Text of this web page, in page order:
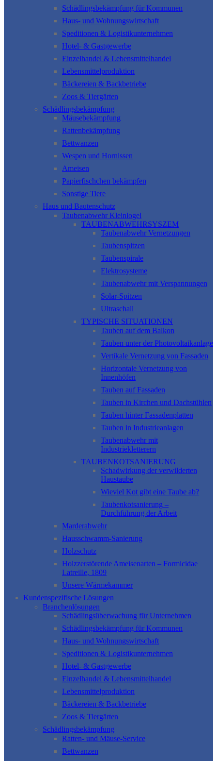
Schädlingsbekämpfung für Kommunen
Haus- und Wohnungswirtschaft
Speditionen & Logistikunternehmen
Hotel- & Gastgewerbe
Einzelhandel & Lebensmittelhandel
Lebensmittelproduktion
Bäckereien & Backbetriebe
Zoos & Tiergärten
Schädlingsbekämpfung
Mäusebekämpfung
Rattenbekämpfung
Bettwanzen
Wespen und Hornissen
Ameisen
Papierfischchen bekämpfen
Sonstige Tiere
Haus und Bautenschutz
Taubenabwehr Kleinlogel
TAUBENABWEHRSYSZEM
Taubenabwehr Vernetzungen
Taubenspitzen
Taubenspirale
Elektrosysteme
Taubenabwehr mit Verspannungen
Solar-Spitzen
Ultraschall
TYPISCHE SITUATIONEN
Tauben auf dem Balkon
Tauben unter der Photovoltaikanlage
Vertikale Vernetzung von Fassaden
Horizontale Vernetzung von
Innenhöfen
Tauben auf Fassaden
Tauben in Kirchen und Dachstühlen
Tauben hinter Fassadenplatten
Tauben in Industrieanlagen
Taubenabwehr mit
Industriekletterern
TAUBENKOTSANIERUNG
Schadwirkung der verwilderten
Haustaube
Wieviel Kot gibt eine Taube ab?
Taubenkotsanierung –
Durchführung der Arbeit
Marderabwehr
Hausschwamm-Sanierung
Holzschutz
Holzzerstörende Ameisenarten – Formicidae
Latreille, 1809
Unsere Wärmekammer
Kundenspezifische Lösungen
Branchenlösungen
Schädlingsüberwachung für Unternehmen
Schädlingsbekämpfung für Kommunen
Haus- und Wohnungswirtschaft
Speditionen & Logistikunternehmen
Hotel- & Gastgewerbe
Einzelhandel & Lebensmittelhandel
Lebensmittelproduktion
Bäckereien & Backbetriebe
Zoos & Tiergärten
Schädlingsbekämpfung
Ratten- und Mäuse-Service
Bettwanzen